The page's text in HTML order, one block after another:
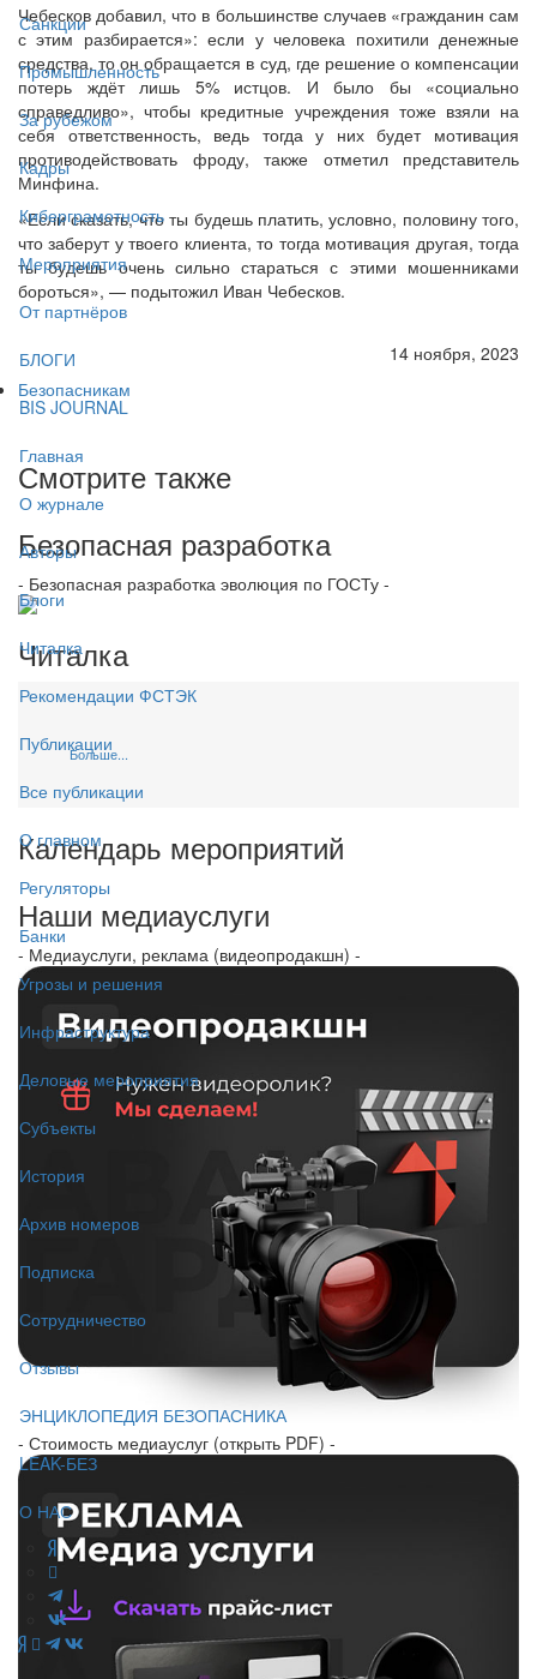
Санкции
Промышленность
За рубежом
Кадры
Киберграмотность
Мероприятия
От партнёров
БЛОГИ
BIS JOURNAL
Главная
О журнале
Авторы
Блоги
Читалка
Рекомендации ФСТЭК
Публикации
Все публикации
О главном
Регуляторы
Банки
Угрозы и решения
Инфраструктура
Деловые мероприятия
Субъекты
История
Архив номеров
Подписка
Сотрудничество
Отзывы
ЭНЦИКЛОПЕДИЯ БЕЗОПАСНИКА
LEAK-БЕЗ
О НАС
Чебесков добавил, что в большинстве случаев «гражданин сам
с этим разбирается»: если у человека похитили денежные
средства, то он обращается в суд, где решение о компенсации
потерь ждёт лишь 5% истцов. И было бы «социально
справедливо», чтобы кредитные учреждения тоже взяли на
себя ответственность, ведь тогда у них будет мотивация
противодействовать фроду, также отметил представитель
Минфина.
«Если сказать, что ты будешь платить, условно, половину того,
что заберут у твоего клиента, то тогда мотивация другая, тогда
ты будешь очень сильно стараться с этими мошенниками
бороться», — подытожил Иван Чебесков.
14 ноября, 2023
Безопасникам
Смотрите также
Безопасная разработка
- Безопасная разработка эволюция по ГОСТу -
Читалка
Больше...
Календарь мероприятий
Наши медиауслуги
- Медиауслуги, реклама (видеопродакшн) -
- Стоимость медиауслуг (открыть PDF) -